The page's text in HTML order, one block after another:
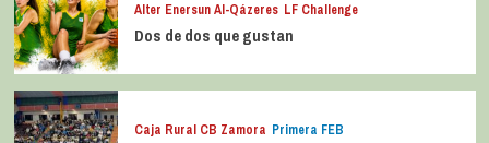
Alter Enersun Al-Qázeres LF Challenge
Dos de dos que gustan
Caja Rural CB Zamora Primera FEB